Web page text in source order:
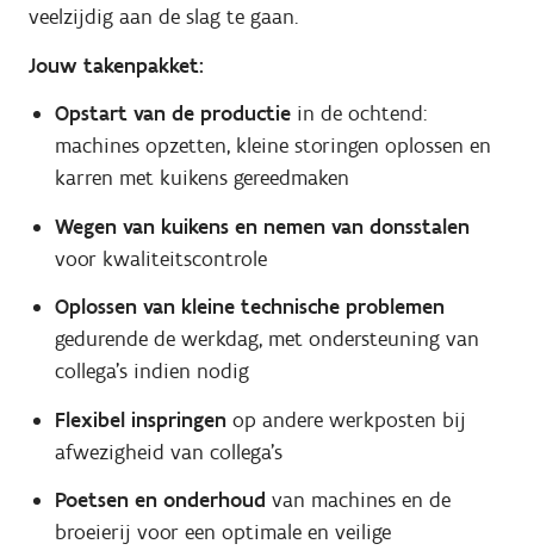
veelzijdig aan de slag te gaan.
Jouw takenpakket:
Opstart van de productiein de ochtend:
machines opzetten, kleine storingen oplossen en
karren met kuikens gereedmaken
Wegen van kuikens en nemen van donsstalen
voor kwaliteitscontrole
Oplossen van kleine technische problemen
gedurende de werkdag, met ondersteuning van
collega's indien nodig
Flexibel inspringenop andere werkposten bij
afwezigheid van collega's
Poetsen en onderhoud van machines en de
broeierij voor een optimale en veilige